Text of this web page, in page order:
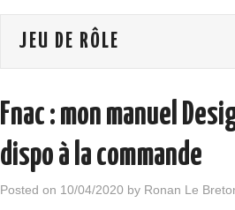
JEU DE RÔLE
Fnac : mon manuel
dispo à la commande
Posted on 10/04/2020 by Ronan Le